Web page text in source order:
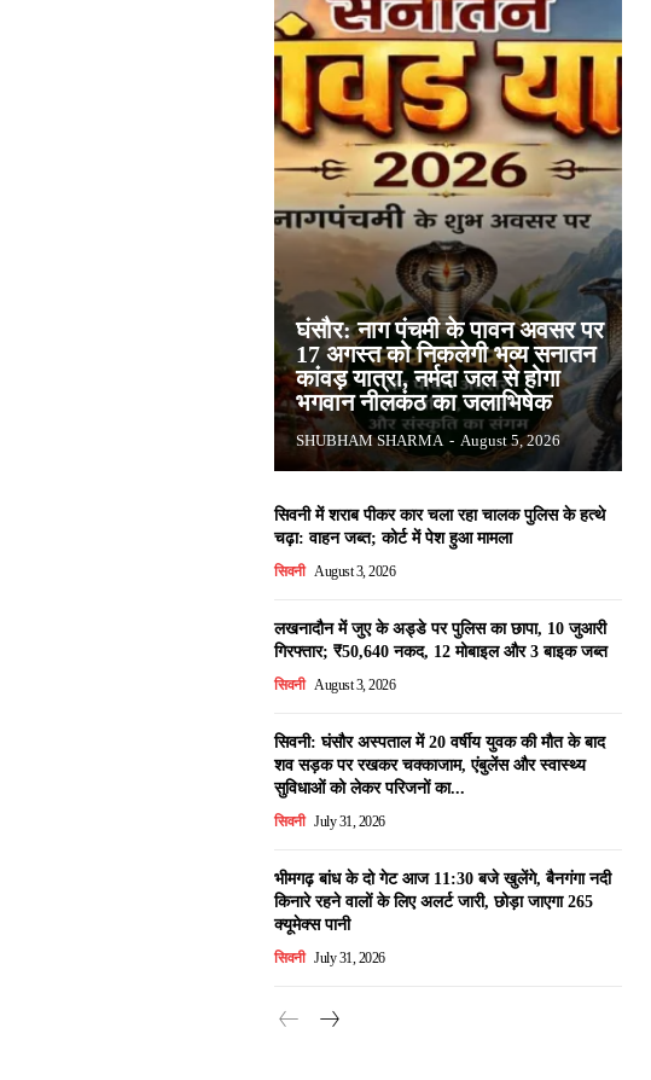
घंसौर: नाग पंचमी के पावन अवसर पर
17 अगस्त को निकलेगी भव्य सनातन
कांवड़ यात्रा, नर्मदा जल से होगा
भगवान नीलकंठ का जलाभिषेक
SHUBHAM SHARMA - August 5, 2026
सिवनी में शराब पीकर कार चला रहा चालक पुलिस के हत्थे
चढ़ा: वाहन जब्त; कोर्ट में पेश हुआ मामला
सिवनी August 3, 2026
लखनादौन में जुए के अड्डे पर पुलिस का छापा, 10 जुआरी
गिरफ्तार; ₹50,640 नकद, 12 मोबाइल और 3 बाइक जब्त
सिवनी August 3, 2026
सिवनी: घंसौर अस्पताल में 20 वर्षीय युवक की मौत के बाद
शव सड़क पर रखकर चक्काजाम, एंबुलेंस और स्वास्थ्य
सुविधाओं को लेकर परिजनों का...
सिवनी July 31, 2026
भीमगढ़ बांध के दो गेट आज 11:30 बजे खुलेंगे, बैनगंगा नदी
किनारे रहने वालों के लिए अलर्ट जारी, छोड़ा जाएगा 265
क्यूमेक्स पानी
सिवनी July 31, 2026